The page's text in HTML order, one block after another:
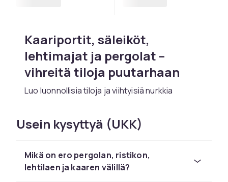
Kaariportit, säleiköt,
lehtimajat ja pergolat –
vihreitä tiloja puutarhaan
Luo luonnollisia tiloja ja viihtyisiä nurkkia
muratille ja muille köyöskasveille ja toimivat
kasvillisuutta. CDONista löydät malleja
takoraudasta, puusta ja jauhemaalatusta
teräksestä. Yhdistä
Usein kysyttyä (UKK)
Mikä on ero pergolan, ristikon,
lehtilaen ja kaaren välillä?